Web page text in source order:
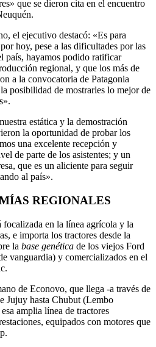
que se dieron cita en el encuentro
el ejecutivo destacó: «Es para
hoy, pese a las dificultades por las
país, hayamos podido ratificar
regional, y que los más de
a la convocatoria de Patagonia
posibilidad de mostrarles lo mejor de
estática y la demostración
la oportunidad de probar los
una excelente recepción y
de parte de los asistentes; y un
que es un aliciente para seguir
al país».
REGIONALES
en la línea agrícola y la
e importa los tractores desde la
la base genética de los viejos Ford
vanguardia) y comercializados en el
de Econovo, que llega -a través de
Jujuy hasta Chubut (Lembo
amplia línea de tractores
equipados con motores que